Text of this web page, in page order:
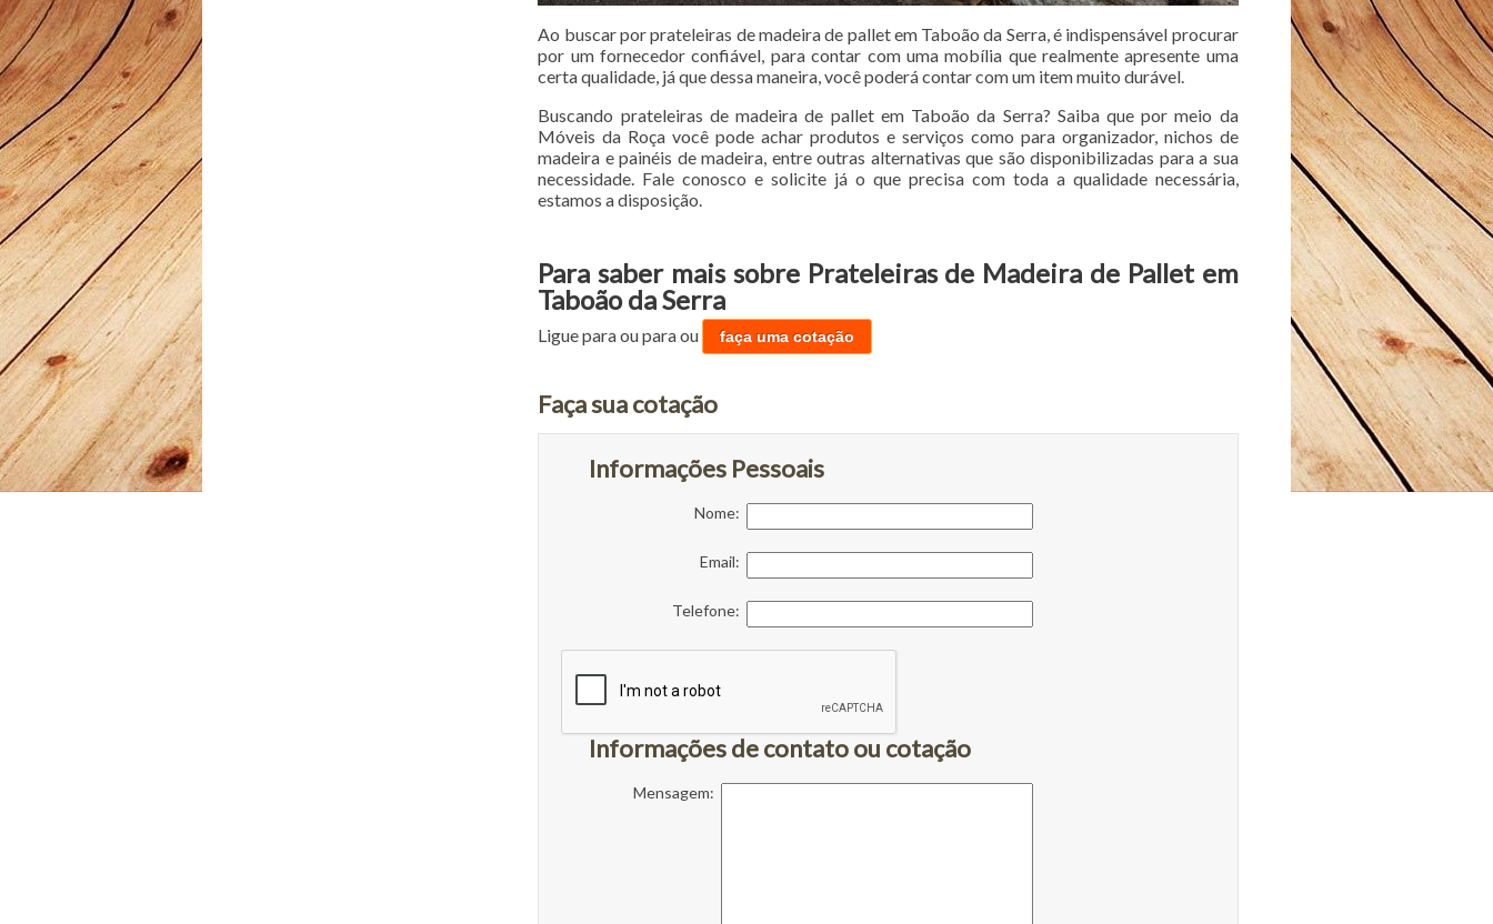
Ao buscar por prateleiras de madeira de pallet em Taboão da Serra, é indispensável procurar
por um fornecedor confiável, para contar com uma mobília que realmente apresente uma
certa qualidade, já que dessa maneira, você poderá contar com um item muito durável.
Buscando prateleiras de madeira de pallet em Taboão da Serra? Saiba que por meio da
Móveis da Roça você pode achar produtos e serviços como para organizador, nichos de
madeira e painéis de madeira, entre outras alternativas que são disponibilizadas para a sua
necessidade. Fale conosco e solicite já o que precisa com toda a qualidade necessária,
estamos a disposição.
Para saber mais sobre Prateleiras de Madeira de Pallet em
Taboão da Serra
Ligue paraou paraou faça uma cotação
Faça sua cotação
Informações Pessoais
Nome:
Email:
Telefone:
Informações de contato ou cotação
Mensagem: